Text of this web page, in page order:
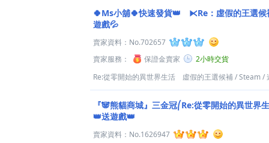
🍀Ms小舖🍀快速發貨👑 ⧔Re：虛假的王選
遊戲💦
賣家資料： No.702657
賣家服務：
保證金賣家
2小時交貨
Re:從零開始的異世界生活 虛假的王選候補/Steam/
『🐼熊貓商城』三金冠⎛Re:從零開始的異世界
👑送遊戲👑
賣家資料： No.1626947